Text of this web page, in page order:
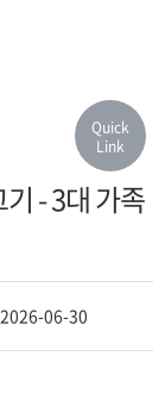
- 3대 가족
2026-06-30
Quick
Link